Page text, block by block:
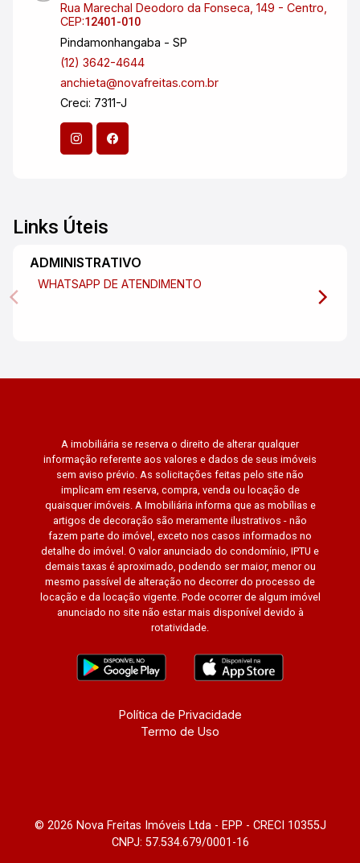
Rua Marechal Deodoro da Fonseca, 149 - Centro,
CEP:12401-010
Pindamonhangaba - SP
(12) 3642-4644
anchieta@novafreitas.com.br
Creci: 7311-J
Links Úteis
ADMINISTRATIVO
WHATSAPP DE ATENDIMENTO
A imobiliária se reserva o direito de alterar qualquer
informação referente aos valores e dados de seus imóveis
sem aviso prévio. As solicitações feitas pelo site não
implicam em reserva, compra, venda ou locação de
quaisquer imóveis. A Imobiliária informa que as mobílias e
artigos de decoração são meramente ilustrativos - não
fazem parte do imóvel, exceto nos casos informados no
detalhe do imóvel. O valor anunciado do condomínio, IPTU e
demais taxas é aproximado, podendo ser maior, menor ou
mesmo passível de alteração no decorrer do processo de
locação e da locação vigente. Pode ocorrer de algum imóvel
anunciado no site não estar mais disponível devido à
rotatividade.
Política de Privacidade
Termo de Uso
© 2026 Nova Freitas Imóveis Ltda - EPP - CRECI 10355J
CNPJ: 57.534.679/0001-16